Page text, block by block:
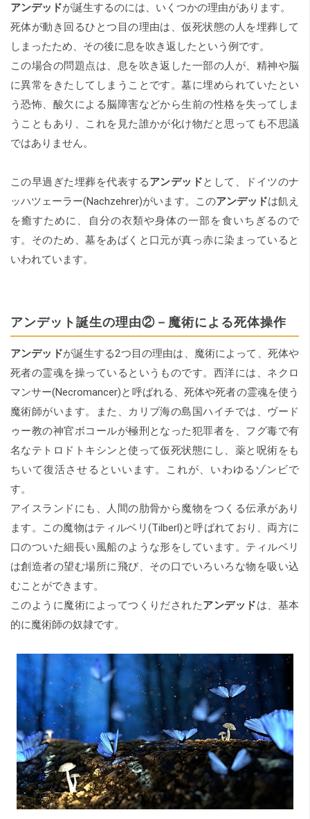
アンデッドが誕生するのには、いくつかの理由があります。
死体が動き回るひとつ目の理由は、仮死状態の人を埋葬して
しまったため、その後に息を吹き返したという例です。
この場合の問題点は、息を吹き返した一部の人が、精神や脳
に異常をきたしてしまうことです。墓に埋められていたとい
う恐怖、酸欠による脳障害などから生前の性格を失ってしま
うこともあり、これを見た誰かが化け物だと思っても不思議
ではありません。
この早過ぎた埋葬を代表するアンデッドとして、ドイツのナ
ッハツェーラー(Nachzehrer)がいます。このアンデッドは飢え
を癒すために、自分の衣類や身体の一部を食いちぎるので
す。そのため、墓をあばくと口元が真っ赤に染まっていると
いわれています。
アンデット誕生の理由②－魔術による死体操作
アンデッドが誕生する2つ目の理由は、魔術によって、死体や
死者の霊魂を操っているというものです。西洋には、ネクロ
マンサー(Necromancer)と呼ばれる、死体や死者の霊魂を使う
魔術師がいます。また、カリブ海の島国ハイチでは、ヴード
ゥー教の神官ボコールが極刑となった犯罪者を、フグ毒で有
名なテトロドトキシンと使って仮死状態にし、薬と呪術をも
ちいて復活させるといいます。これが、いわゆるゾンビで
す。
アイスランドにも、人間の肋骨から魔物をつくる伝承があり
ます。この魔物はティルベリ(Tilberl)と呼ばれており、両方に
口のついた細長い風船のような形をしています。ティルベリ
は創造者の望む場所に飛び、その口でいろいろな物を吸い込
むことができます。
このように魔術によってつくりだされたアンデッドは、基本
的に魔術師の奴隷です。